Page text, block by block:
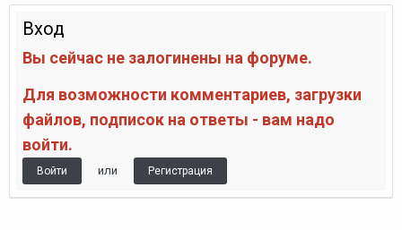
Вход
Вы сейчас не залогинены на форуме.
Для возможности комментариев, загрузки
файлов, подписок на ответы - вам надо
войти.
Войти или Регистрация